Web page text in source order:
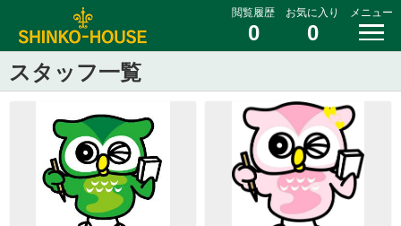
閲覧履歴
0
お気に入り
0
メニュー
スタッフ一覧